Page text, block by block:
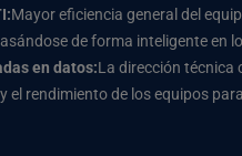
Mayor eficiencia general del
de forma inteligente en
en datos:La dirección técnica
el rendimiento de los equipos